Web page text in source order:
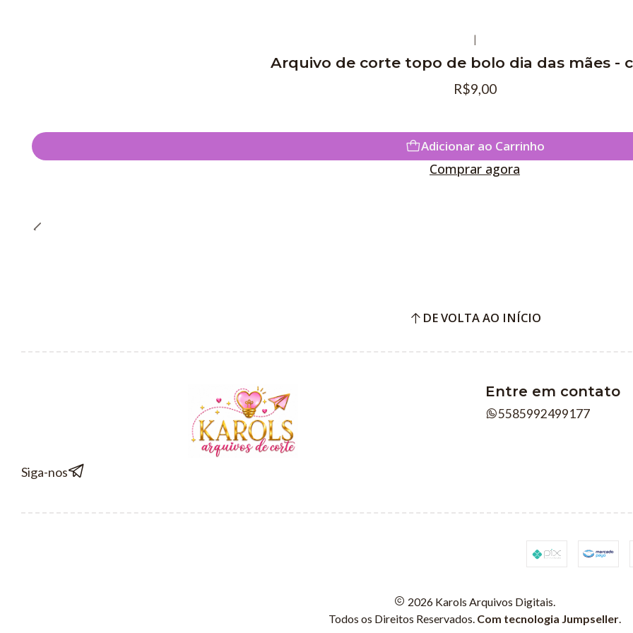
|
Arquivo de corte topo de bolo dia das mães -
R$9,00
Adicionar ao Carrinho
Comprar agora
DE VOLTA AO INÍCIO
Siga-nos
Entre em contato
5585992499177
2026 Karols Arquivos Digitais.
Todos os Direitos Reservados. Com tecnologia Jumpseller.